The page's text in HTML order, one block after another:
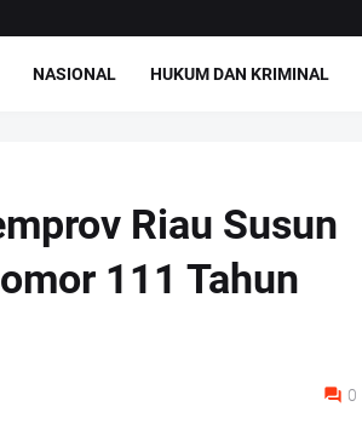
NASIONAL HUKUM DAN KRIMINAL
Riau Susun
111 Tahun
0